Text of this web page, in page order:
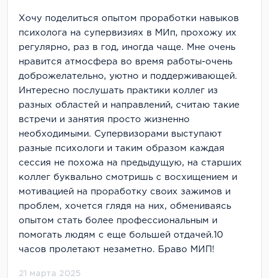
Хочу поделиться опытом проработки навыков
психолога на супервизиях в МИп, прохожу их
регулярно, раз в год, иногда чаще. Мне очень
нравится атмосфера во время работы-очень
доброжелательно, уютно и поддерживающей.
Интересно послушать практики коллег из
разных областей и направлений, считаю такие
встречи и занятия просто жизненно
необходимыми. Супервизорами выступают
разные психологи и таким образом каждая
сессия не похожа на предыдущую, на старших
коллег буквально смотришь с восхищением и
мотивацией на проработку своих зажимов и
проблем, хочется глядя на них, обмениваясь
опытом стать более профессиональным и
помогать людям с еще большей отдачей.10
часов пролетают незаметно. Браво МИП!
21 марта 2025